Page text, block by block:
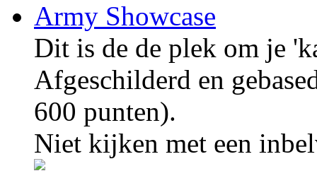
Army Showcase
Dit is de de plek om je
Afgeschilderd en
600 punten).
Niet kijken met een